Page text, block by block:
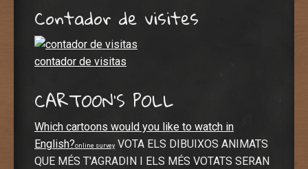
Contador de visites
contador de visitas
CARTOON’S POLL
Which cartoons would you like to watch in
English?online survey VOTA ELS DIBUIXOS ANIMATS
QUE MÉS T'AGRADIN I ELS MÉS VOTATS SERAN